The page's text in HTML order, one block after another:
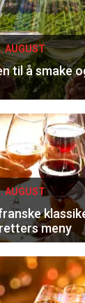
AUGUST
til å smake
AUGUST
meny